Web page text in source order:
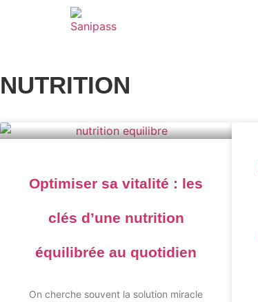
NUTRITION
Optimiser sa vitalité : les
clés d’une nutrition
équilibrée au quotidien
On cherche souvent la solution miracle